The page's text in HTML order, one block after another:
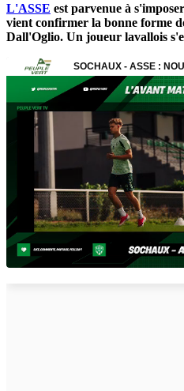
L'ASSE est parvenue à
vient confirmer la bonne forme
Dall'Oglio. Un joueur lavallois